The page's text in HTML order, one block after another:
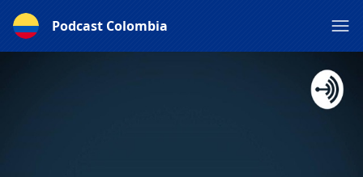
Podcast Colombia